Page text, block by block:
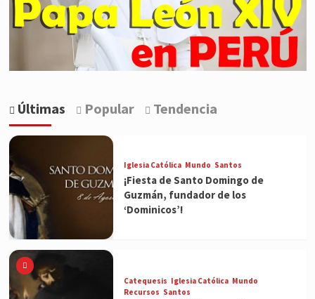
Últimas Popular Tendencia
Iglesia Católica Mundo Santos
¡Fiesta de Santo Domingo de
Guzmán, fundador de los
‘Dominicos’!
Catequesis Iglesia Católica Mundo
Recursos Santos